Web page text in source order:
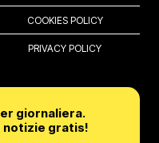
COOKIES POLICY
PRIVACY POLICY
giornaliera.
notizie gratis!